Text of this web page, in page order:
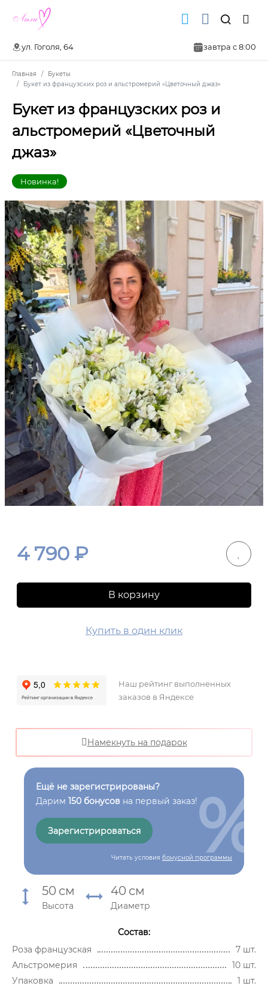
ул. Гоголя, 64 завтра с 8:00
Главная
Букеты
Букет из французских роз и альстромерий «Цветочный джаз»
Букет из французских роз и
альстромерий «Цветочный
джаз»
Новинка!
4 790 ₽
В корзину
Купить в один клик
Наш рейтинг выполненных
заказов в Яндексе
Намекнуть на подарок
Ещё не зарегистрированы?
Дарим 150 бонусов на первый заказ!
Зарегистрироваться
Читать условия бонусной программы
%
50 см
Высота
40 см
Диаметр
Состав:
Роза французская
7 шт.
Альстромерия
10 шт.
Упаковка
1 шт.